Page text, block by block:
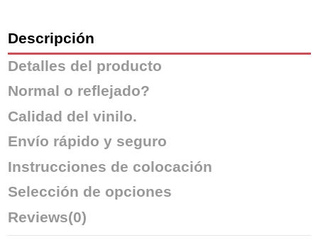
Descripción
Detalles del producto
Normal o reflejado?
Calidad del vinilo.
Envío rápido y seguro
Instrucciones de colocación
Selección de opciones
Reviews(0)